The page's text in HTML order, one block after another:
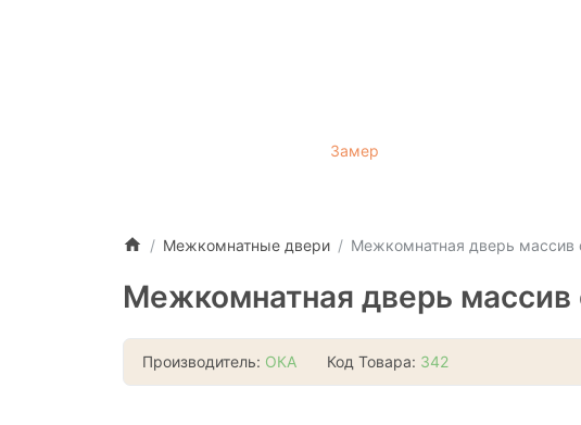
Замер
Межкомнатные двери Межкомнатная дверь массив
Межкомнатная дверь
Производитель: ОКА Код Товара: 342